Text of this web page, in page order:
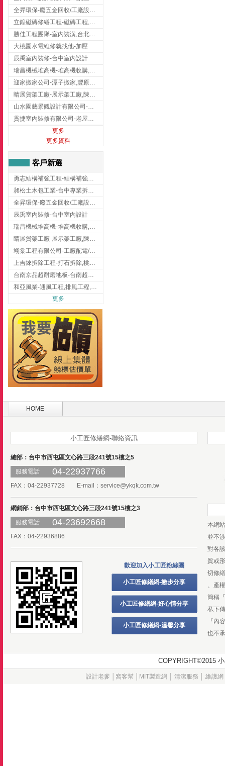
全昇環保-廢五金回收/工廠設備收購/機械設備回收/高價收購廠房設備
立鍠磁磚修繕工程-磁磚工程,磁磚修補,新竹磁磚工程
勝佳工程團隊-室內裝潢,台北房屋裝修,三重室內裝修
大桃園水電維修就找他-加壓馬達,抽水馬達,桃園水電行,中壢水電
辰禹室內裝修-台中室內設計
瑞昌機械堆高機-堆高機收購,新北市堆高機,桃園堆高機
迎家搬家公司-潭子搬家,豐原搬家,大雅搬家,大甲搬家,台中推薦搬家,台中搬家
睛展貨架工廠-展示架工廠,陳列架,台中展示架工廠
山水園藝景觀設計有限公司-景觀工程,景觀設計,新竹園藝工程,新竹景觀設計
貫捷室內裝修有限公司-老屋翻新工程,台中老屋翻新工程,台中舊屋翻新
更多
更多資料
客戶新選
勇志結構補強工程-結構補強工程 ,桃園結構補強工程,龍潭結構補強工程
昶松土木包工業-台中專業拆除工程/挖土機出租
全昇環保-廢五金回收/工廠設備收購/機械設備回收/高價收購廠房設備
辰禹室內裝修-台中室內設計
瑞昌機械堆高機-堆高機收購,新北市堆高機,桃園堆高機
睛展貨架工廠-展示架工廠,陳列架,台中展示架工廠
翊棠工程有限公司-工廠配電/高雄消防機電公司
上吉錸拆除工程-打石拆除,桃園打石拆除,桃園拆除工程
台南京品超耐磨地板-台南超耐磨地板
和亞風業-通風工程,排風工程,彰化通風工程,彰化排風工程
更多
HOME
小工匠修繕網-聯絡資訊
總部：台中市西屯區文心路三段241號15樓之5
服務電話
04-22937766
FAX：04-22937728 E-mail： service@ykqk.com.tw
網銷部：台中市西屯區文心路三段241號15樓之3
服務電話
04-23692668
FAX：04-22936886
歡迎加入小工匠粉絲團
小工匠修繕網-撇步分享
小工匠修繕網-好心情分享
小工匠修繕網-溫馨分享
本網
並不
對各
質或
切修
、產
簡稱
私下
『內
也不
設計老爹 窩客幫│ MIT製造網 清潔服務 維護網